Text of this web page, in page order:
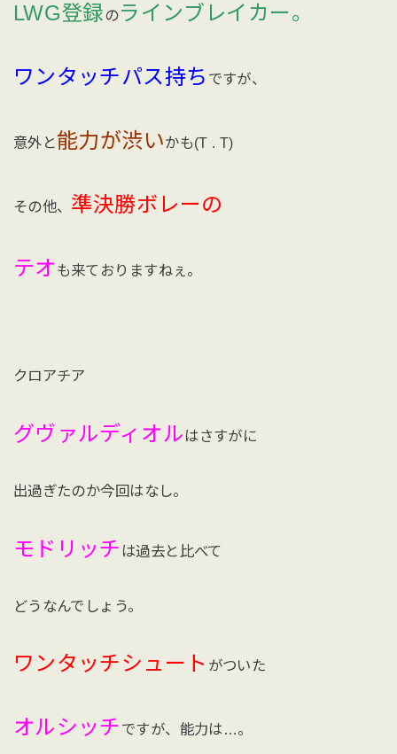
LWG登録 のラインブレイカー。
ワンタッチパス持ち ですが、
意外と能力が渋いかも(T . T)
その他、 準決勝ボレーの
テオ も来ておりますねぇ。
クロアチア
グヴァルディオル はさすがに
出過ぎたのか今回はなし。
モドリッチ は過去と比べて
どうなんでしょう。
ワンタッチシュート がついた
オルシッチ ですが、能力は…。